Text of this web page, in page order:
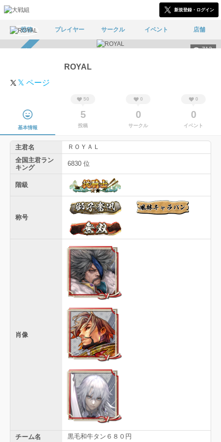
新規登録・ログイン
投稿 プレイヤー サークル イベント 店舗
712
ROYAL
𝕏 ページ
基本情報
50
5
投稿
0
0
サークル
0
0
イベント
主君名
ＲＯＹＡＬ
全国主君ラン
キング
6830 位
階級
称号
肖像
チーム名 黒毛和牛タン６８０円